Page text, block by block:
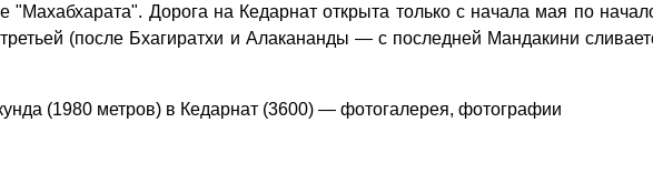
Дорога на Кедарнат открыта только с начала мая по
(после Бхагиратхи и Алакананды — с последней Мандакини
(1980 метров) в Кедарнат (3600) — фотогалерея, фотографии